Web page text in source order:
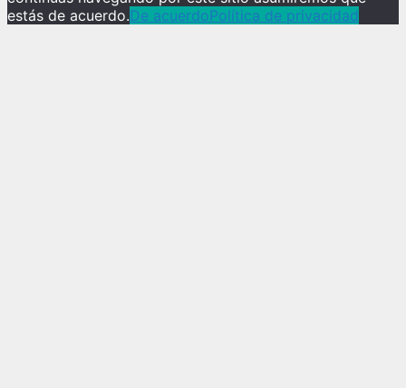
estás de acuerdo.De acuerdoPolítica de privacidad